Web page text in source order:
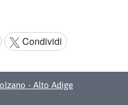
Condividi
- Alto Adige